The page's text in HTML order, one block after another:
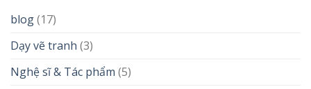
blog(17)
Dạy vẽ tranh (3)
Nghệ sĩ & Tác phẩm (5)